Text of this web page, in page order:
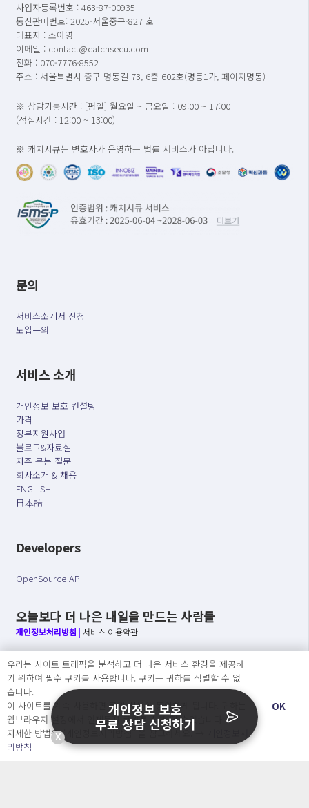
사업자등록번호 : 463-87-00935
통신판매번호: 2025-서울중구-827 호
대표자 : 조아영
이메일 : contact@catchsecu.com
전화 : 070-7776-8552
주소 : 서울특별시 중구 명동길 73, 6층 602호(명동1가, 페이지명동)
※ 상담가능시간 : [평일] 월요일 ~ 금요일 : 09:00 ~ 17:00
(점심시간 : 12:00 ~ 13:00)
※ 캐치시큐는 변호사가 운영하는 법률 서비스가 아닙니다.
문의
서비스소개서 신청
도입문의
서비스 소개
개인정보 보호 컨설팅
가격
정부지원사업
블로그&자료실
자주 묻는 질문
회사소개 & 채용
ENGLISH
日本語
Developers
OpenSource API
오늘보다 더 나은 내일을 만드는 사람들
개인정보처리방침 | 서비스 이용약관
○ 개인정보보호 컴플라이언스를 선도하겠습니다.
○ 정보주체의 권리를 보장하겠습니다.
○ 기업의 개인정보보호를 위한 효율적 관리를 보장하겠습니다.
Copyright Ⓒ
2026 O.NE PEOPLE Co., Ltd. All rights reserved.
우리는 사이트 트래픽을 분석하고 더 나은 서비스 환경을 제공하
기 위하여 필수 쿠키를 사용합니다. 쿠키는 귀하를 식별할 수 없
습니다.
이 사이트를 계속 사용하면 쿠키 사용에 동의하게 됩니다. 귀하는
웹브라우져 설정에서 언제든지 쿠키를 삭제 할 수있습니다.
자세한 방법은 “개인정보처리방침” 을 참고하세요. →
리방침
OK
X
개인정보 보호
무료 상담 신청하기